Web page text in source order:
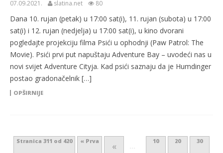
07.09.2021. slatina.net 80
Dana 10. rujan (petak) u 17:00 sat(i), 11. rujan (subota) u 17:00
sat(i) i 12. rujan (nedjelja) u 17:00 sat(i), u kino dvorani
pogledajte projekciju filma Psići u ophodnji (Paw Patrol: The
Movie). Psići prvi put napuštaju Adventure Bay – uvodeći nas u
novi svijet Adventure Cityja. Kad psići saznaju da je Humdinger
postao gradonačelnik […]
OPŠIRNIJE
Stranica 311 od 420 « Prva « ...
10 20 30